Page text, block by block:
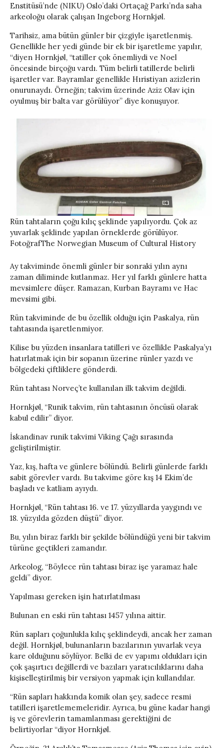
Enstitüsü’nde (NIKU) Oslo’daki Ortaçağ Parkı’nda saha
arkeoloğu olarak çalışan Ingeborg Hornkjøl.
Tarihsiz, ama bütün günler bir çizgiyle işaretlenmiş.
Genellikle her yedi günde bir ek bir işaretleme yapılır,
“diyen Hornkjøl, “tatiller çok önemliydi ve Noel
öncesinde birçoğu vardı. Tüm belirli tatillerde belirli
işaretler var. Bayramlar genellikle Hıristiyan azizlerin
onurunaydı. Örneğin; takvim üzerinde Aziz Olav için
oyulmuş bir balta var görülüyor” diye konuşuyor.
Rün tahtaların çoğu kılıç şeklinde yapılıyordu. Çok az
yuvarlak şeklinde yapılan örneklerde görülüyor.
FotoğrafThe Norwegian Museum of Cultural History
Ay takviminde önemli günler bir sonraki yılın aynı
zaman diliminde kutlanmaz. Her yıl farklı günlere hatta
mevsimlere düşer. Ramazan, Kurban Bayramı ve Hac
mevsimi gibi.
Rün takviminde de bu özellik olduğu için Paskalya, rün
tahtasında işaretlenmiyor.
Kilise bu yüzden insanlara tatilleri ve özellikle Paskalya’yı
hatırlatmak için bir sopanın üzerine rünler yazdı ve
bölgedeki çiftliklere gönderdi.
Rün tahtası Norveç’te kullanılan ilk takvim değildi.
Hornkjøl, “Runik takvim, rün tahtasının öncüsü olarak
kabul edilir” diyor.
İskandinav runik takvimi Viking Çağı sırasında
geliştirilmiştir.
Yaz, kış, hafta ve günlere bölündü. Belirli günlerde farklı
sabit görevler vardı. Bu takvime göre kış 14 Ekim’de
başladı ve katliam ayıydı.
Hornkjøl, “Rün tahtası 16. ve 17. yüzyıllarda yaygındı ve
18. yüzyılda gözden düştü” diyor.
Bu, yılın biraz farklı bir şekilde bölündüğü yeni bir takvim
türüne geçtikleri zamandır.
Arkeolog, “Böylece rün tahtası biraz işe yaramaz hale
geldi” diyor.
Yapılması gereken işin hatırlatılması
Bulunan en eski rün tahtası 1457 yılına aittir.
Rün sapları çoğunlukla kılıç şeklindeydi, ancak her zaman
değil. Hornkjøl, bulunanların bazılarının yuvarlak veya
kare olduğunu söylüyor. Belki de ev yapımı oldukları için
çok şaşırtıcı değillerdi ve bazıları yaratıcılıklarını daha
kişiselleştirilmiş bir versiyon yapmak için kullandılar.
“Rün sapları hakkında komik olan şey, sadece resmi
tatilleri işaretlememeleridir. Ayrıca, bu güne kadar hangi
iş ve görevlerin tamamlanması gerektiğini de
belirtiyorlar “diyor Hornkjøl.